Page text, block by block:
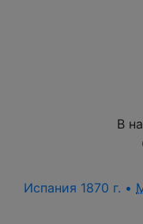
В
Испания 1870 г. •